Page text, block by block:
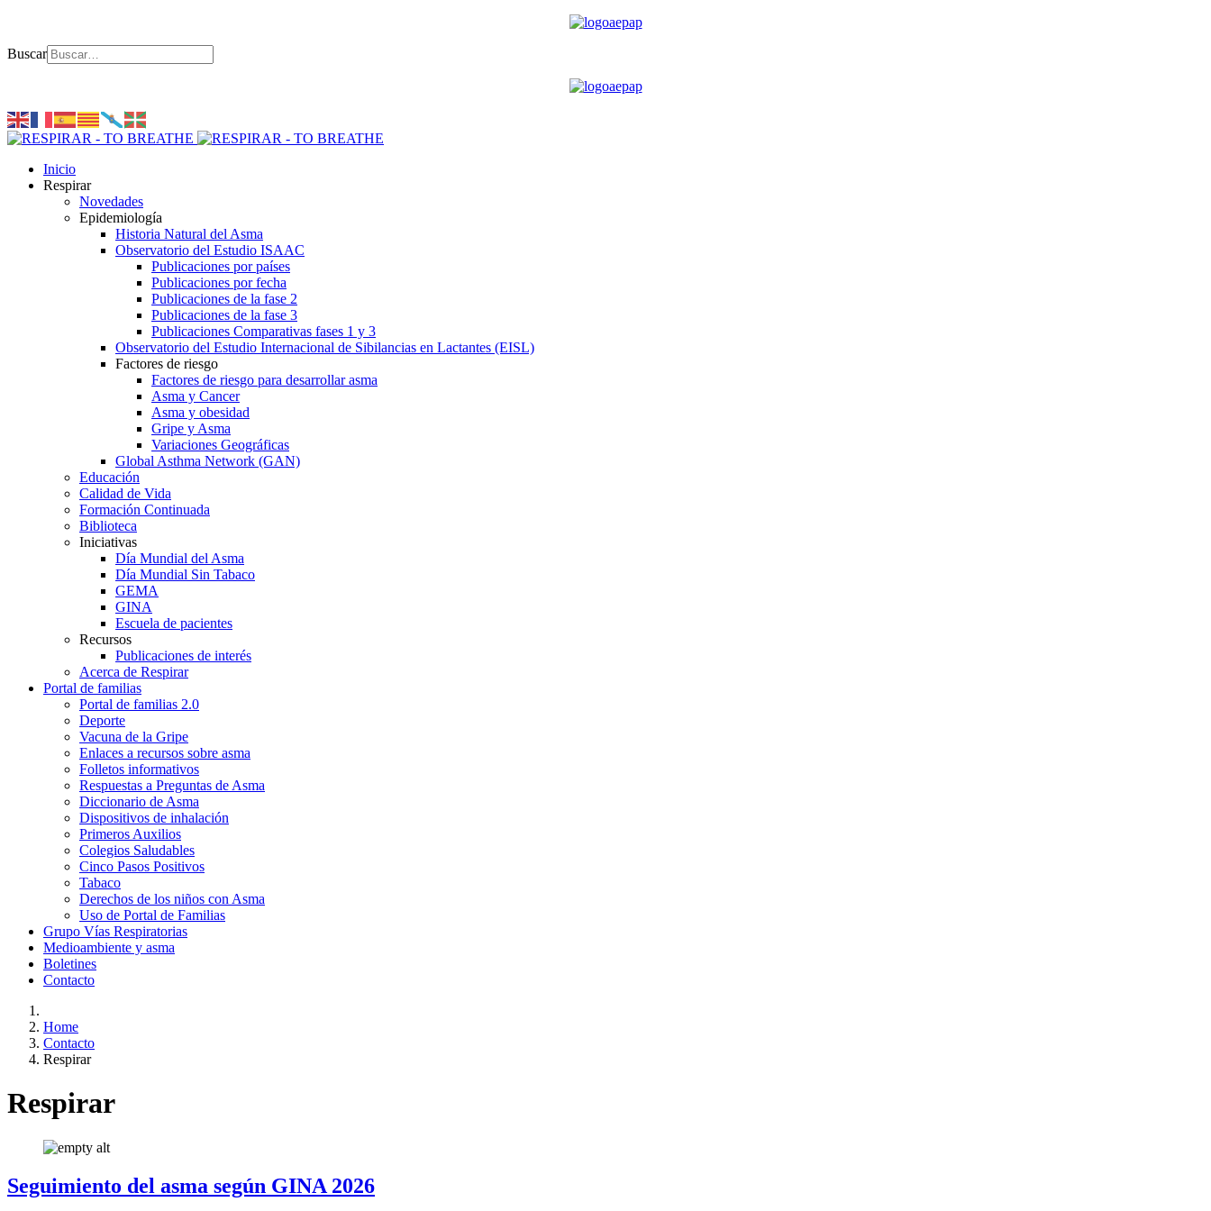
Buscar
Inicio
Respirar
Novedades
Epidemiología
Historia Natural del Asma
Observatorio del Estudio ISAAC
Publicaciones por países
Publicaciones por fecha
Publicaciones de la fase 2
Publicaciones de la fase 3
Publicaciones Comparativas fases 1 y 3
Observatorio del Estudio Internacional de Sibilancias en Lactantes (EISL)
Factores de riesgo
Factores de riesgo para desarrollar asma
Asma y Cancer
Asma y obesidad
Gripe y Asma
Variaciones Geográficas
Global Asthma Network (GAN)
Educación
Calidad de Vida
Formación Continuada
Biblioteca
Iniciativas
Día Mundial del Asma
Día Mundial Sin Tabaco
GEMA
GINA
Escuela de pacientes
Recursos
Publicaciones de interés
Acerca de Respirar
Portal de familias
Portal de familias 2.0
Deporte
Vacuna de la Gripe
Enlaces a recursos sobre asma
Folletos informativos
Respuestas a Preguntas de Asma
Diccionario de Asma
Dispositivos de inhalación
Primeros Auxilios
Colegios Saludables
Cinco Pasos Positivos
Tabaco
Derechos de los niños con Asma
Uso de Portal de Familias
Grupo Vías Respiratorias
Medioambiente y asma
Boletines
Contacto
Home
Contacto
Respirar
Respirar
Seguimiento del asma según GINA 2026